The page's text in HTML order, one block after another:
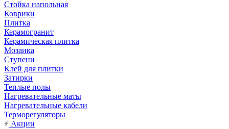
Стойка напольная
Коврики
Плитка
Керамогранит
Керамическая плитка
Мозаика
Ступени
Клей для плитки
Затирки
Теплые полы
Нагревательные маты
Нагревательные кабели
Терморегуляторы
Акции